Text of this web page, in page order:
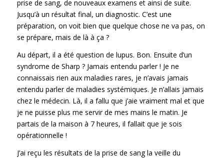
prise de sang, de nouveaux examens et ainsi de suite.
Jusqu’à un résultat final, un diagnostic. C’est une
préparation, on voit bien que quelque chose ne va pas, on
se prépare, mais de là à ça ?
Au départ, il a été question de lupus. Bon. Ensuite d’un
syndrome de Sharp ? Jamais entendu parler ! Je ne
connaissais rien aux maladies rares, je n’avais jamais
entendu parler de maladies systémiques. Je n’allais jamais
chez le médecin. Là, il a fallu que j’aie vraiment mal et que
je ne puisse plus me servir de mes mains le matin. Je
partais de la maison à 7 heures, il fallait que je sois
opérationnelle !
J’ai reçu les résultats de la prise de sang la veille du